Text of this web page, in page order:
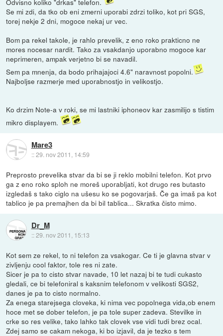
Se mi zdi, da tko ob eni zmerni uporabi zdrzi toliko, kot pri SGS,
torej nekje 2 dni, mogoce nekaj ur vec.
Bom pa rekel takole, je rahlo prevelik, z eno roko prakticno ne
mores nocesar nardit. Tako za vsakdanjo uporabno mogoce kar
neprimeren, ampak verjetno bi se navadil.
Sem pa mnenja, da bodo prihajajoci 4.6" naravnost popolni.
Najboljse razmerje med uporabnostjo in velikostjo.
Ko drzim Note-a v roki, se mi lastniki iphoneov kar zasmilijo s tistim
mikro displayem.
Mare3
::29. nov 2011, 14:59
Preprosto prevelika stvar da bi se ji reklo mobilni telefon. Kot prvo
ga z eno roko sploh ne moreš uporabljati, kot drugo res butasto
izgledaš s tako ciglo na ušesu ko se pogovarjaš. Če ga imaš pa kot
tablico je pa premajhen da bi bil tablica... Skratka čisto mimo.
Dr_M
::29. nov 2011, 15:13
Kot sem ze rekel, to ni telefon za vsakogar. Ce ti je glavna stvar v
zivljenju cool faktor, tole res ni zate.
Sicer je pa to cisto stvar navade, 10 let nazaj bi te tudi cukasto
gledali, ce bi telefoniral s kaksnim telefonom v velikosti SGS2,
danes je pa to cisto normalno.
Za enega starejsega cloveka, ki nima vec popolnega vida,ob enem
hoce met se dober telefon, je pa tole super zadeva. Stevilke in
crke so res velike, tako lahko tak clovek vse vidi tudi brez ocal.
Zdej samo se cakam nekoga, ki bo izjavil, da je tezko s tem